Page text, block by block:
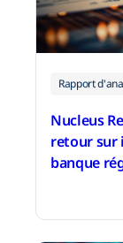
Rapport
Nucleus
retour sur
banque
2 décembre